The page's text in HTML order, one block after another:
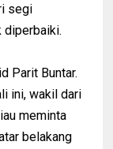
segi
diperbaiki.
Parit Buntar.
ini, wakil dari
meminta
belakang